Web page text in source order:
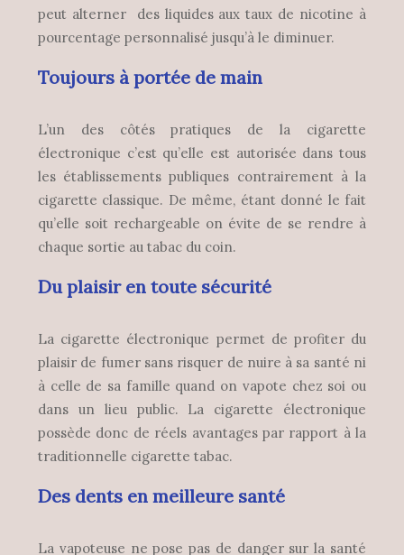
peut alterner des liquides aux taux de nicotine à
pourcentage personnalisé jusqu’à le diminuer.
Toujours à portée de main
L’un des côtés pratiques de la cigarette
électronique c’est qu’elle est autorisée dans tous
les établissements publiques contrairement à la
cigarette classique. De même, étant donné le fait
qu’elle soit rechargeable on évite de se rendre à
chaque sortie au tabac du coin.
Du plaisir en toute sécurité
La cigarette électronique permet de profiter du
plaisir de fumer sans risquer de nuire à sa santé ni
à celle de sa famille quand on vapote chez soi ou
dans un lieu public. La cigarette électronique
possède donc de réels avantages par rapport à la
traditionnelle cigarette tabac.
Des dents en meilleure santé
La vapoteuse ne pose pas de danger sur la santé